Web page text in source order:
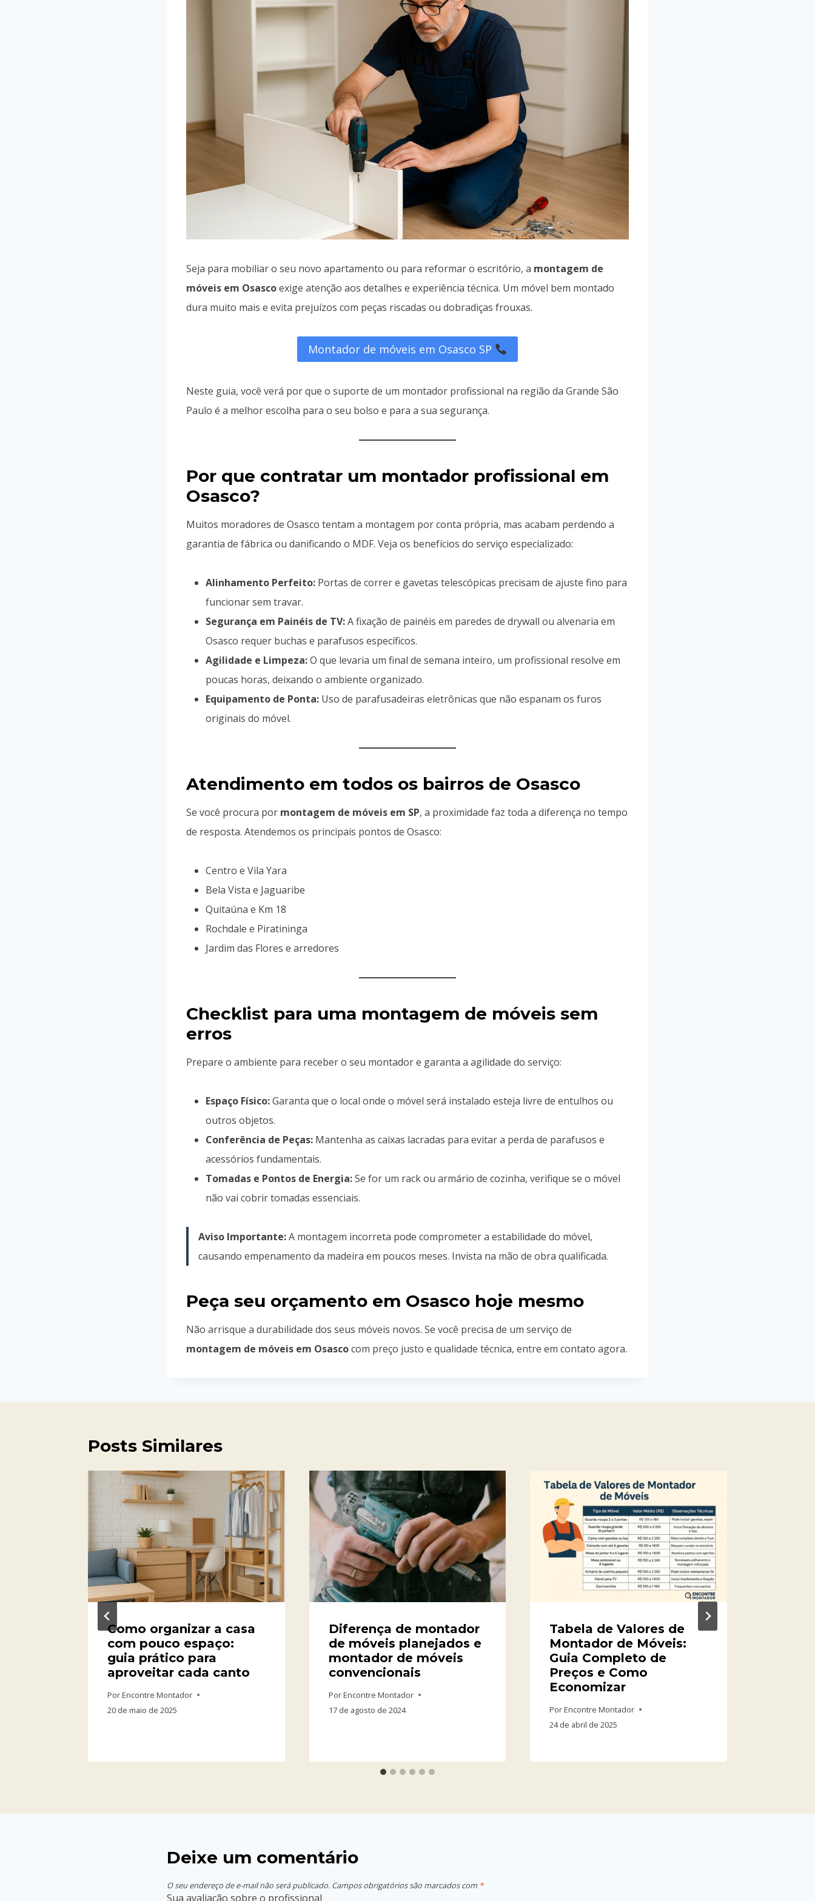
Seja para mobiliar o seu novo apartamento ou para reformar o escritório, a montagem de
móveis em Osascoexige atenção aos detalhes e experiência técnica. Um móvel bem montado
dura muito mais e evita prejuízos com peças riscadas ou dobradiças frouxas.
Montador de móveis em Osasco SP
Neste guia, você verá por que o suporte de um montador profissional na região da Grande São
Paulo é a melhor escolha para o seu bolso e para a sua segurança.
Por que contratar um montador profissional em
Osasco?
Muitos moradores de Osasco tentam a montagem por conta própria, mas acabam perdendo a
garantia de fábrica ou danificando o MDF. Veja os benefícios do serviço especializado:
Alinhamento Perfeito: Portas de correr e gavetas telescópicas precisam de ajuste fino para
funcionar sem travar.
Segurança em Painéis de TV:A fixação de painéis em paredes de drywall ou alvenaria em
Osasco requer buchas e parafusos específicos.
Agilidade e Limpeza:O que levaria um final de semana inteiro, um profissional resolve em
poucas horas, deixando o ambiente organizado.
Equipamento de Ponta: Uso de parafusadeiras eletrônicas que não espanam os furos
originais do móvel.
Atendimento em todos os bairros de Osasco
Se você procura por montagem de móveis em SP, a proximidade faz toda a diferença no tempo
de resposta. Atendemos os principais pontos de Osasco:
Centro e Vila Yara
Bela Vista e Jaguaribe
Quitaúna e Km 18
Rochdale e Piratininga
Jardim das Flores e arredores
Checklist para uma montagem de móveis sem
erros
Prepare o ambiente para receber o seu montador e garanta a agilidade do serviço:
Espaço Físico:Garanta que o local onde o móvel será instalado esteja livre de entulhos ou
outros objetos.
Conferência de Peças: Mantenha as caixas lacradas para evitar a perda de parafusos e
acessórios fundamentais.
Tomadas e Pontos de Energia:Se for um rack ou armário de cozinha, verifique se o móvel
não vai cobrir tomadas essenciais.
Aviso Importante:A montagem incorreta pode comprometer a estabilidade do móvel,
causando empenamento da madeira em poucos meses. Invista na mão de obra qualificada.
Peça seu orçamento em Osasco hoje mesmo
Não arrisque a durabilidade dos seus móveis novos. Se você precisa de um serviço de
montagem de móveis em Osascocom preço justo e qualidade técnica, entre em contato agora.
Posts Similares
Como organizar a casa
com pouco espaço:
guia prático para
aproveitar cada canto
Por Encontre Montador
20 de maio de 2025
Diferença de montador
de móveis planejados e
montador de móveis
convencionais
PorEncontre Montador
17 de agosto de 2024
Tabela de Valores de
Montador de Móveis:
Guia Completo de
Preços e Como
Economizar
PorEncontre Montador
24 de abril de 2025
Deixe um comentário
O seu endereço de e-mail não será publicado. Campos obrigatórios são marcados com *